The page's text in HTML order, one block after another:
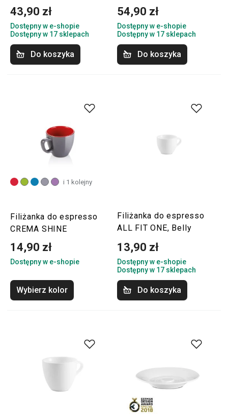
43,90 zł
Dostępny w e-shopie
Dostępny w 17 sklepach
Do koszyka
54,90 zł
Dostępny w e-shopie
Dostępny w 17 sklepach
Do koszyka
i 1 kolejny
Filiżanka do espresso
CREMA SHINE
14,90 zł
Dostępny w e-shopie
Wybierz kolor
Filiżanka do espresso
ALL FIT ONE, Belly
13,90 zł
Dostępny w e-shopie
Dostępny w 17 sklepach
Do koszyka